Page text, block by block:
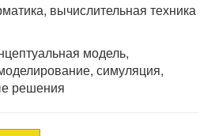
вычислительная техника
модель,
симуляция,
решения